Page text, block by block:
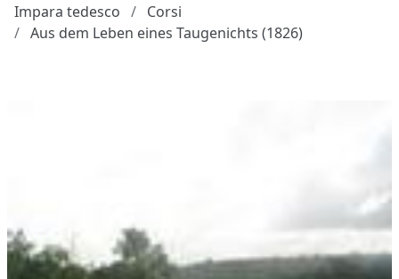
Impara tedesco
Corsi
Aus dem Leben eines Taugenichts (1826)